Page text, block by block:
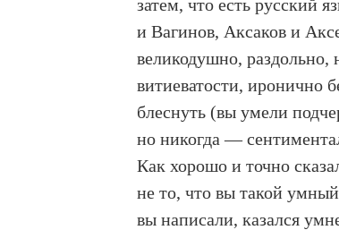
затем, что есть русский
и Вагинов, Аксаков и
великодушно, раздольно,
витиеватости, иронично
блеснуть (вы умели
но никогда —
Как хорошо и точно
не то, что вы такой
вы написали, казался